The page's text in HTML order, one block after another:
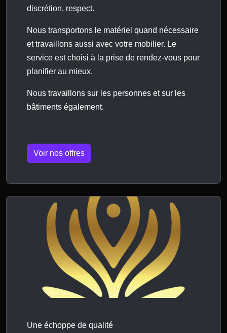
discrétion, respect.
Nous transportons le matériel quand nécessaire
et travaillons aussi avec votre mobilier. Le
service est choisi à la prise de rendez-vous pour
planifier au mieux.
Nous travaillons sur les personnes et sur les
bâtiments également.
Voir nos offres
Une échoppe de qualité